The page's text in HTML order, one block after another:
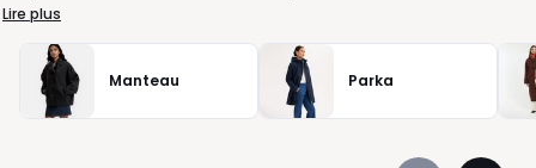
aisance. Chez La Redoute, nous sélectionnons des doudounes
pensées pour votre quotidien : faciles à enfiler, agréables à
porter, adaptées aux allers-retours entre maison, travail et
sorties improvisées. Vous cherchez une veste qui suit vos
mouvements sans contrainte ? Les coupes sont étudiées pour
Lire plus
Manteau Parka